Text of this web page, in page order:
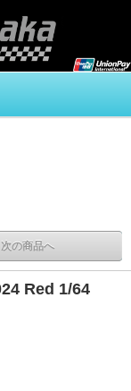
次の商品へ
Red 1/64